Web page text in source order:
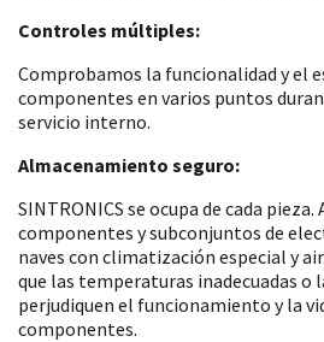
Controles múltiples:
Comprobamos la funcionalidad y el
componentes en varios puntos
servicio interno.
Almacenamiento seguro:
SINTRONICS se ocupa de cada
componentes y subconjuntos de
naves con climatización especial y
que las temperaturas inadecuadas o
perjudiquen el funcionamiento y la
componentes.